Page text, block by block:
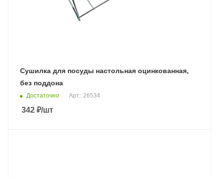
Сушилка для посуды настольная оцинкованная,
без поддона
Достаточно Арт.: 26534
342 ₽/шт